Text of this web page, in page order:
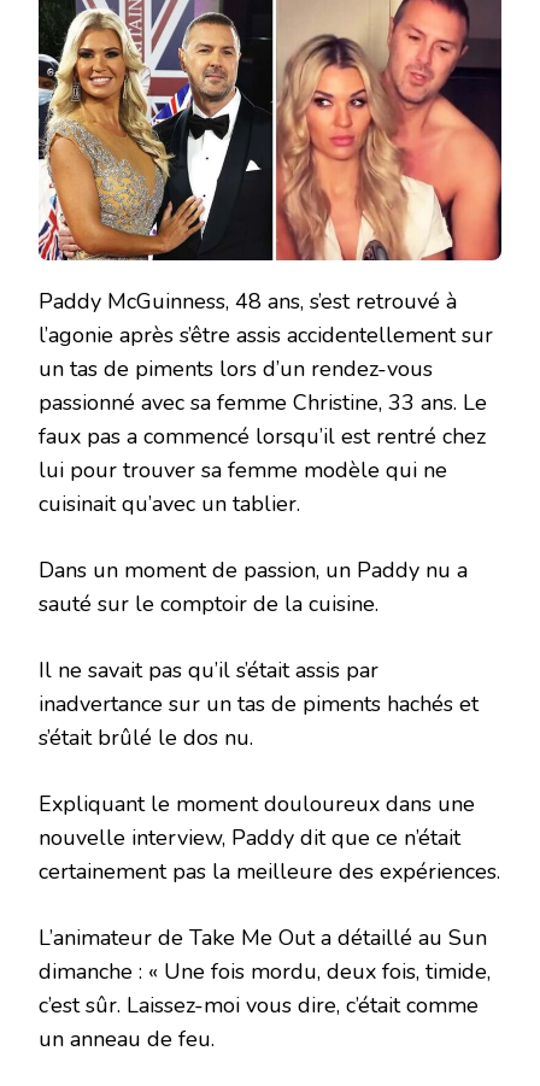
Paddy McGuinness, 48 ​​ans, s’est retrouvé à
l’agonie après s’être assis accidentellement sur
un tas de piments lors d’un rendez-vous
passionné avec sa femme Christine, 33 ans. Le
faux pas a commencé lorsqu’il est rentré chez
lui pour trouver sa femme modèle qui ne
cuisinait qu’avec un tablier.
Dans un moment de passion, un Paddy nu a
sauté sur le comptoir de la cuisine.
Il ne savait pas qu’il s’était assis par
inadvertance sur un tas de piments hachés et
s’était brûlé le dos nu.
Expliquant le moment douloureux dans une
nouvelle interview, Paddy dit que ce n’était
certainement pas la meilleure des expériences.
L’animateur de Take Me Out a détaillé au Sun
dimanche : « Une fois mordu, deux fois, timide,
c’est sûr. Laissez-moi vous dire, c’était comme
un anneau de feu.